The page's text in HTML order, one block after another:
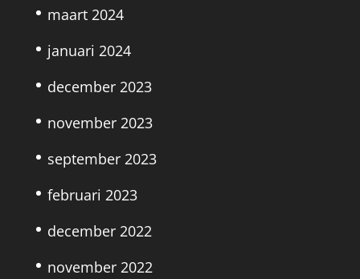
maart 2024
januari 2024
december 2023
november 2023
september 2023
februari 2023
december 2022
november 2022